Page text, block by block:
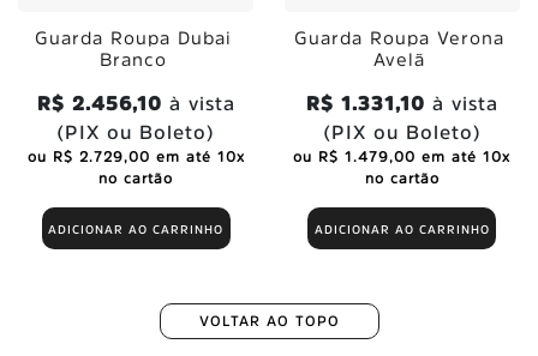
Guarda Roupa Dubai
Branco
ADICIONAR AO CARRINHO
R$ 2.456,10 à vista
(PIX ou Boleto)
ou R$ 2.729,00 em até 10x
no cartão
Guarda Roupa Verona
Avelã
ADICIONAR AO CARRINHO
R$ 1.331,10 à vista
(PIX ou Boleto)
ou R$ 1.479,00 em até 10x
no cartão
VOLTAR AO TOPO